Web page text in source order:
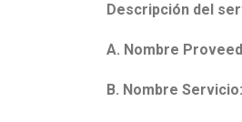
Descripción del
A. Nombre
B. Nombre Servicio: